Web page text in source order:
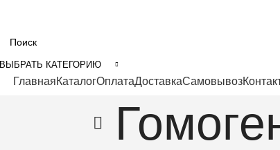
ВЫБРАТЬ КАТЕГОРИЮ
ГлавнаяКаталогОплатаДоставкаСамовывоз